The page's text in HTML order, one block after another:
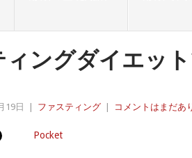
ィングダイエッ
19日 ファスティング コメントはまだあ
Pocket